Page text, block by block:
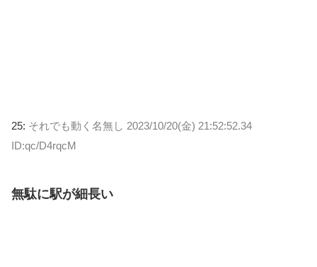
25: それでも動く名無し 2023/10/20(金) 21:52:52.34
ID:qc/D4rqcM
無駄に駅が細長い